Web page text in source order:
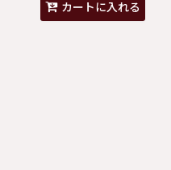
カートに入れる